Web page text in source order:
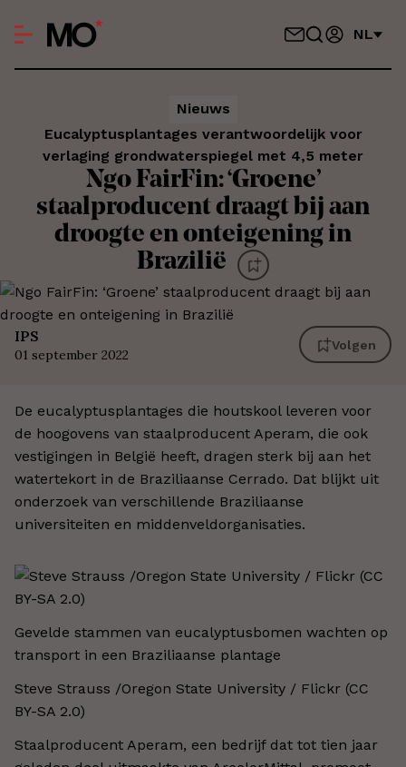
NL
Nieuws
Eucalyptusplantages verantwoordelijk voor
verlaging grondwaterspiegel met 4,5 meter
Ngo FairFin: ‘Groene’
staalproducent draagt bij aan
droogte en onteigening in
Brazilië
IPS
01 september 2022
Volgen
De eucalyptusplantages die houtskool leveren voor
de hoogovens van staalproducent Aperam, die ook
vestigingen in België heeft, dragen sterk bij aan het
watertekort in de Braziliaanse Cerrado. Dat blijkt uit
onderzoek van verschillende Braziliaanse
universiteiten en middenveldorganisaties.
Gevelde stammen van eucalyptusbomen wachten op
transport in een Braziliaanse plantage
Steve Strauss /Oregon State University / Flickr (CC
BY-SA 2.0)
Staalproducent Aperam, een bedrijf dat tot tien jaar